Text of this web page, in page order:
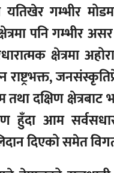
यतिखेर गम्भीर
पनि गम्भीर
क्षेत्रमा
राष्ट्रभक्त,
तथा दक्षिण
हुँदा आम
दिएको समेत